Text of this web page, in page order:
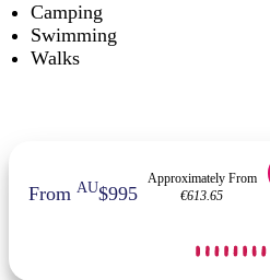
Camping
Swimming
Walks
FromAU$995
Approximately From
€613.65